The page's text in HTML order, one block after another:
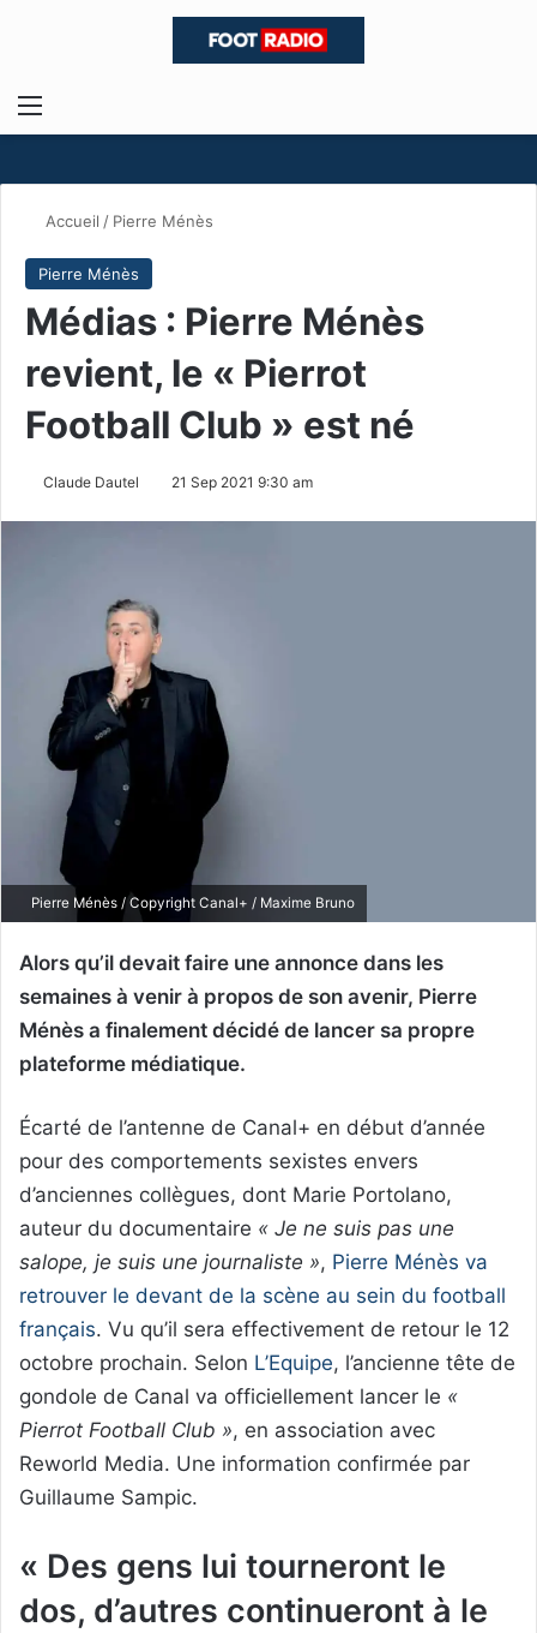
Menu
Accueil / Pierre Ménès
Pierre Ménès
Médias : Pierre Ménès
revient, le « Pierrot
Football Club » est né
Claude Dautel 21 Sep 2021 9:30 am
Pierre Ménès / Copyright Canal+ / Maxime Bruno
Alors qu’il devait faire une annonce dans les
semaines à venir à propos de son avenir, Pierre
Ménès a finalement décidé de lancer sa propre
plateforme médiatique.
Écarté de l’antenne de Canal+ en début d’année
pour des comportements sexistes envers
d’anciennes collègues, dont Marie Portolano,
auteur du documentaire « Je ne suis pas une
salope, je suis une journaliste », Pierre Ménès va
retrouver le devant de la scène au sein du football
français. Vu qu’il sera effectivement de retour le 12
octobre prochain. Selon L’Equipe, l’ancienne tête de
gondole de Canal va officiellement lancer le «
Pierrot Football Club », en association avec
Reworld Media. Une information confirmée par
Guillaume Sampic.
« Des gens lui tourneront le
dos, d’autres continueront à le